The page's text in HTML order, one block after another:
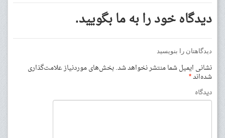
دیدگاه خود را به ما بگویید.
دیدگاهتان را بنویسید
نشانی ایمیل شما منتشر نخواهد شد.بخش‌های موردنیاز علامت‌گذاری
شده‌اند*
دیدگاه